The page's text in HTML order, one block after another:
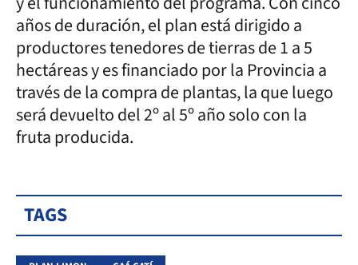
años de duración, el plan está dirigido a
productores tenedores de tierras de 1 a 5
hectáreas y es financiado por la Provincia a
través de la compra de plantas, la que luego
será devuelto del 2º al 5º año solo con la
fruta producida.
TAGS